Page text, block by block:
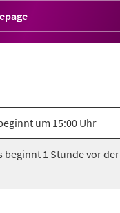
um 15:00 Uhr
beginnt 1 Stunde vor der